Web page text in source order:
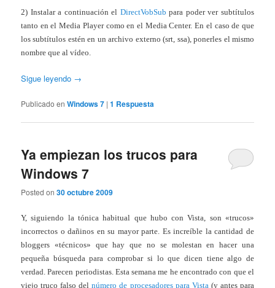
2) Instalar a continuación el DirectVobSub para poder ver subtítulos
tanto en el Media Player como en el Media Center. En el caso de que
los subtítulos estén en un archivo externo (srt, ssa), ponerles el mismo
nombre que al vídeo.
Sigue leyendo →
Publicado en Windows 7 |1 Respuesta
Ya empiezan los trucos para
Windows 7
Posted on30 octubre 2009
Y, siguiendo la tónica habitual que hubo con Vista, son «trucos»
incorrectos o dañinos en su mayor parte. Es increíble la cantidad de
bloggers «técnicos» que hay que no se molestan en hacer una
pequeña búsqueda para comprobar si lo que dicen tiene algo de
verdad. Parecen periodistas. Esta semana me he encontrado con que el
viejo truco falso delnúmero de procesadores para Vista(y antes para